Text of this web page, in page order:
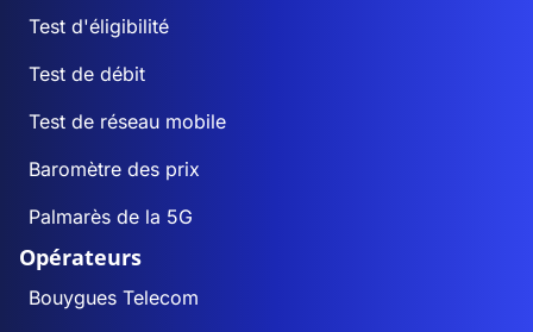
Test d'éligibilité
Test de débit
Test de réseau mobile
Baromètre des prix
Palmarès de la 5G
Opérateurs
Bouygues Telecom